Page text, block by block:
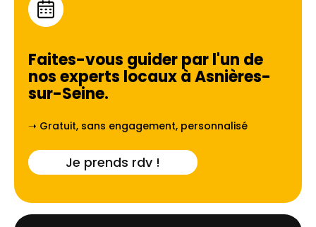
Faites-vous guider par l'un de
nos experts locaux àAsnières-
sur-Seine.
➝ Gratuit, sans engagement, personnalisé
Je prends rdv !